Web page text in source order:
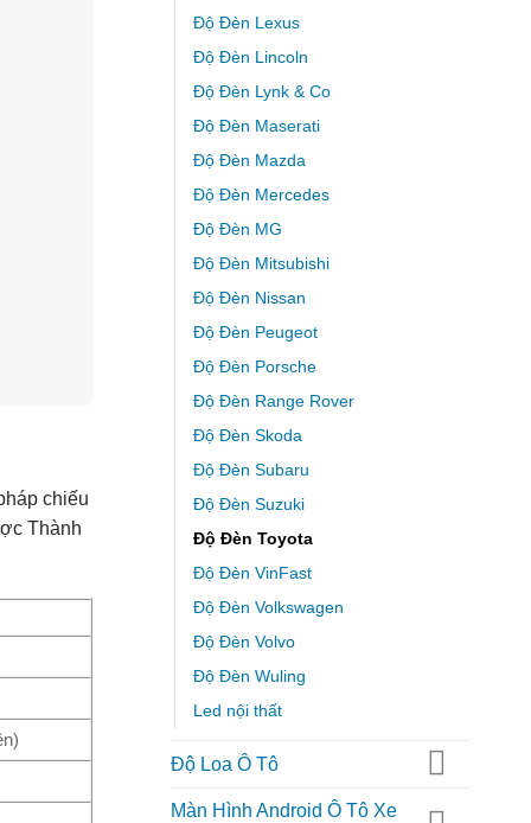
chiếu
Thành
Độ Đèn Lexus
Độ Đèn Lincoln
Độ Đèn Lynk & Co
Độ Đèn Maserati
Độ Đèn Mazda
Độ Đèn Mercedes
Độ Đèn MG
Độ Đèn Mitsubishi
Độ Đèn Nissan
Độ Đèn Peugeot
Độ Đèn Porsche
Độ Đèn Range Rover
Độ Đèn Skoda
Độ Đèn Subaru
Độ Đèn Suzuki
Độ Đèn Toyota
Độ Đèn VinFast
Độ Đèn Volkswagen
Độ Đèn Volvo
Độ Đèn Wuling
Led nội thất
Độ Loa Ô Tô
Màn Hình Android Ô Tô Xe